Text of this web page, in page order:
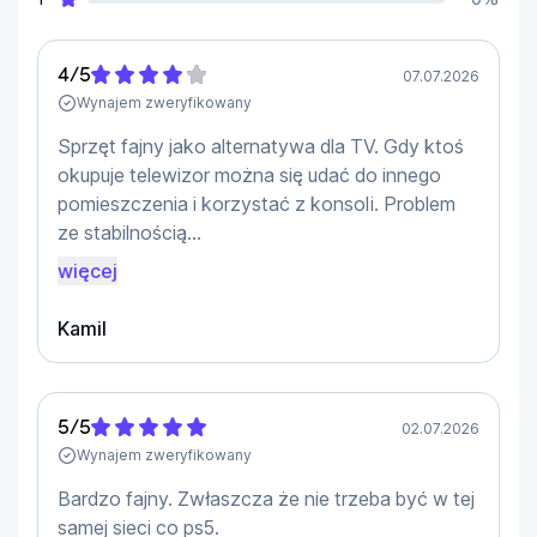
mobilność i wolność, którą daje Ci możliwość grania
w gry, gdzie tylko chcesz. Odkryj nowe sposoby
spędzania czasu wolnego, podróżując czy
odpoczywając w ogrodzie - PlayStation Portal jest
zawsze przy Tobie.
Rozrywka Dla Wszystkich
Czy jesteś zapalonym graczem czy początkującym,
biblioteka gier PlayStation 5 dostępna online sprawi,
że każdy znajdzie coś dla siebie. Nie przegap tej
okazji, by czerpać przyjemność z rozrywki na
najwyższym poziomie.
4/5
Wynajem zweryfikowany
07.07.2026
Sprzęt fajny jako alternatywa dla TV. Gdy ktoś
okupuje telewizor można się udać do innego
pomieszczenia i korzystać z konsoli. Problem
ze stabilnością...
więcej
Kamil
5/5
Wynajem zweryfikowany
02.07.2026
Bardzo fajny. Zwłaszcza że nie trzeba być w tej
samej sieci co ps5.